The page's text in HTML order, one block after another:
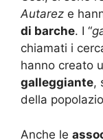
Autarez e
di barche. I “
chiamati i
hanno creato
galleggiante,
della
Anche le